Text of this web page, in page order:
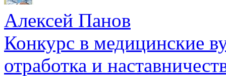
Алексей Панов
Конкурс в медицинские
отработка и